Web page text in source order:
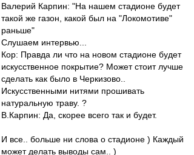
Валерий Карпин: "На нашем стадионе будет
такой же газон, какой был на "Локомотиве"
раньше"
Слушаем интервью...
Кор: Правда ли что на новом стадионе будет
искусственное покрытие? Может стоит лучше
сделать как было в Черкизово..
Искусственными нитями прошивать
натуральную траву. ?
В.Карпин: Да, скорее всего так и будет.
И все.. больше ни слова о стадионе ) Каждый
может делать выводы сам.. )